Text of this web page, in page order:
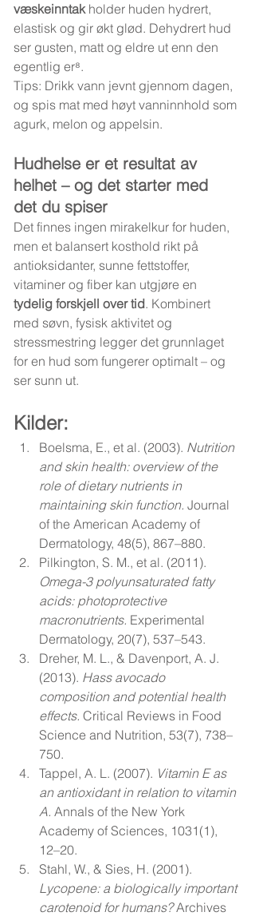
væskeinntak holder huden hydrert,
elastisk og gir økt glød. Dehydrert hud
ser gusten, matt og eldre ut enn den
egentlig er⁸.
Tips: Drikk vann jevnt gjennom dagen,
og spis mat med høyt vanninnhold som
agurk, melon og appelsin.
Hudhelse er et resultat av
helhet – og det starter med
det du spiser
Det finnes ingen mirakelkur for huden,
men et balansert kosthold rikt på
antioksidanter, sunne fettstoffer,
vitaminer og fiber kan utgjøre en
tydelig forskjell over tid. Kombinert
med søvn, fysisk aktivitet og
stressmestring legger det grunnlaget
for en hud som fungerer optimalt – og
ser sunn ut.
Kilder:
Boelsma, E., et al. (2003). Nutrition
and skin health: overview of the
role of dietary nutrients in
maintaining skin function. Journal
of the American Academy of
Dermatology, 48(5), 867–880.
Pilkington, S. M., et al. (2011).
Omega-3 polyunsaturated fatty
acids: photoprotective
macronutrients. Experimental
Dermatology, 20(7), 537–543.
Dreher, M. L., & Davenport, A. J.
(2013). Hass avocado
composition and potential health
effects. Critical Reviews in Food
Science and Nutrition, 53(7), 738–
750.
Tappel, A. L. (2007). Vitamin E as
an antioxidant in relation to vitamin
A. Annals of the New York
Academy of Sciences, 1031(1),
12–20.
Stahl, W., & Sies, H. (2001).
Lycopene: a biologically important
carotenoid for humans? Archives